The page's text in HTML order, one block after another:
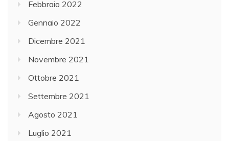
Febbraio 2022
Gennaio 2022
Dicembre 2021
Novembre 2021
Ottobre 2021
Settembre 2021
Agosto 2021
Luglio 2021